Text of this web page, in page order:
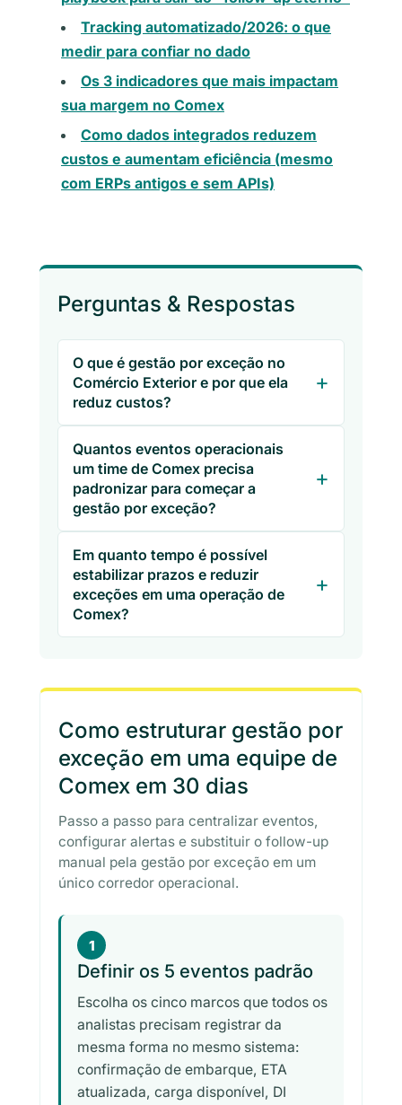
Tracking automatizado/2026: o que
medir para confiar no dado
Os 3 indicadores que mais impactam
sua margem no Comex
Como dados integrados reduzem
custos e aumentam eficiência (mesmo
com ERPs antigos e sem APIs)
Perguntas & Respostas
O que é gestão por exceção no
Comércio Exterior e por que ela
reduz custos?
Quantos eventos operacionais
um time de Comex precisa
padronizar para começar a
gestão por exceção?
Em quanto tempo é possível
estabilizar prazos e reduzir
exceções em uma operação de
Comex?
Como estruturar gestão por
exceção em uma equipe de
Comex em 30 dias
Passo a passo para centralizar eventos,
configurar alertas e substituir o follow-up
manual pela gestão por exceção em um
único corredor operacional.
1
Definir os 5 eventos padrão
Escolha os cinco marcos que todos os
analistas precisam registrar da
mesma forma no mesmo sistema:
confirmação de embarque, ETA
atualizada, carga disponível, DI